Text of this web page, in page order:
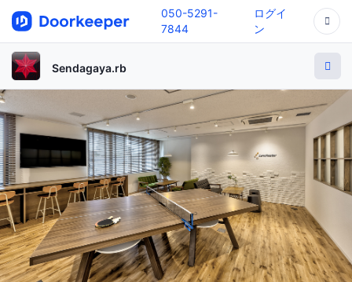
050-5291-
7844
ログイ
ン
Sendagaya.rb